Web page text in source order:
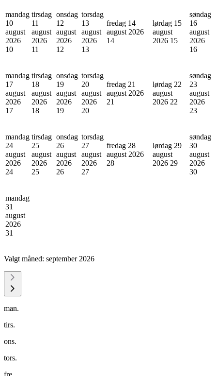
mandag
10
august
2026
10
tirsdag
11
august
2026
11
onsdag
12
august
2026
12
torsdag
13
august
2026
13
fredag 14
august 2026
14
lørdag 15
august
2026 15
søndag
16
august
2026
16
mandag
17
august
2026
17
tirsdag
18
august
2026
18
onsdag
19
august
2026
19
torsdag
20
august
2026
20
fredag 21
august 2026
21
lørdag 22
august
2026 22
søndag
23
august
2026
23
mandag
24
august
2026
24
tirsdag
25
august
2026
25
onsdag
26
august
2026
26
torsdag
27
august
2026
27
fredag 28
august 2026
28
lørdag 29
august
2026 29
søndag
30
august
2026
30
mandag
31
august
2026
31
Valgt måned: september 2026
man.
tirs.
ons.
tors.
fre.